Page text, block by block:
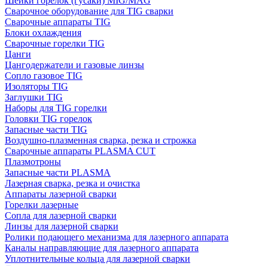
Сварочное оборудование для TIG сварки
Сварочные аппараты TIG
Блоки охлаждения
Сварочные горелки TIG
Цанги
Цангодержатели и газовые линзы
Сопло газовое TIG
Изоляторы TIG
Заглушки TIG
Наборы для TIG горелки
Головки TIG горелок
Запасные части TIG
Воздушно-плазменная сварка, резка и строжка
Сварочные аппараты PLASMA CUT
Плазмотроны
Запасные части PLASMA
Лазерная сварка, резка и очистка
Аппараты лазерной сварки
Горелки лазерные
Сопла для лазерной сварки
Линзы для лазерной сварки
Ролики подающего механизма для лазерного аппарата
Каналы направляющие для лазерного аппарата
Уплотнительные кольца для лазерной сварки